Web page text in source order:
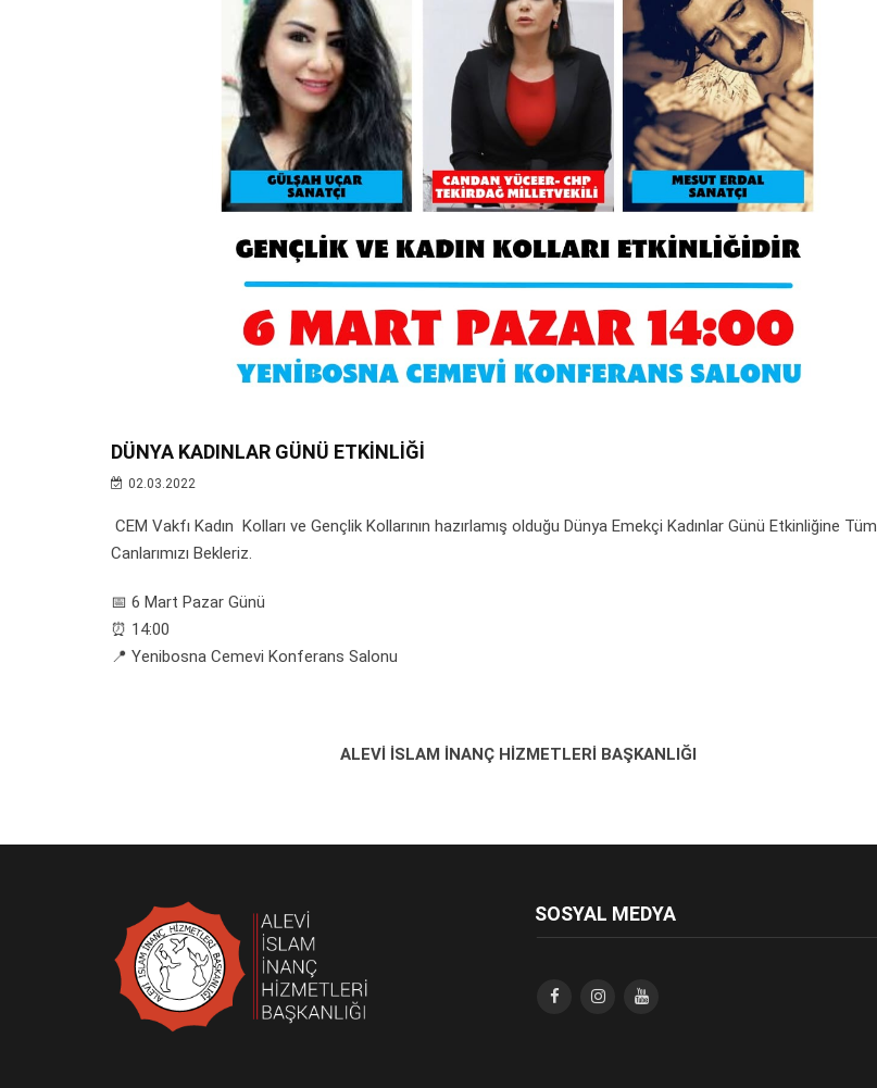
DÜNYA KADINLAR GÜNÜ ETKİNLİĞİ
02.03.2022
CEM Vakfı Kadın Kolları ve Gençlik Kollarının hazırlamış olduğu Dünya Emekçi Kadınlar Günü Etkinliğine Tüm
Canlarımızı Bekleriz.
📅 6 Mart Pazar Günü
⏰ 14:00
📍 Yenibosna Cemevi Konferans Salonu
ALEVİ İSLAM İNANÇ HİZMETLERİ BAŞKANLIĞI
SOSYAL MEDYA